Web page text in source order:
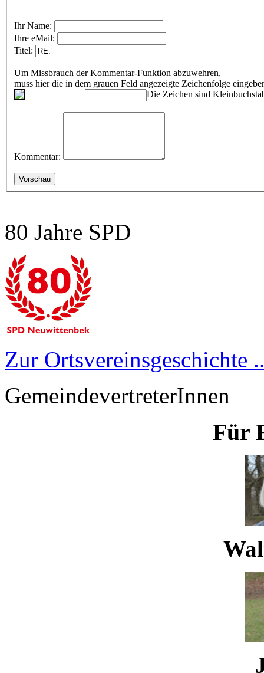
Ihr Name:
Ihre eMail:
Titel:
Um Missbrauch der Kommentar-Funktion abzuwehren,
muss hier die in dem grauen Feld angezeigte Zeichenfolge
Die Zeichen sind
Kommentar:
80 Jahre SPD
Zur Ortsvereinsgeschichte
GemeindevertreterInnen
Für